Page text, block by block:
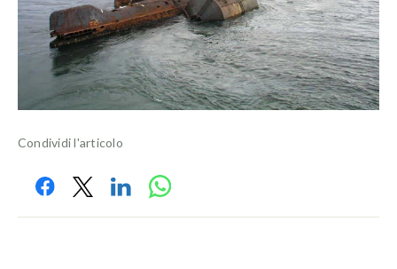
Condividi l'articolo